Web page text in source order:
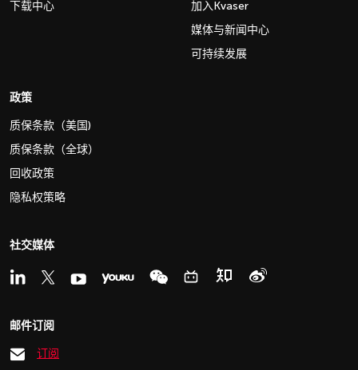
下载中心
加入Kvaser
媒体与新闻中心
可持续发展
政策
质保条款（美国)
质保条款（全球）
回收政策
隐私权策略
社交媒体
邮件订阅
订阅